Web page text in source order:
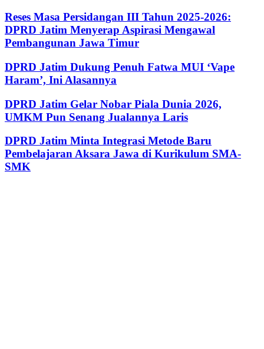
Reses Masa Persidangan III Tahun 2025-2026:
DPRD Jatim Menyerap Aspirasi Mengawal
Pembangunan Jawa Timur
DPRD Jatim Dukung Penuh Fatwa MUI ‘Vape
Haram’, Ini Alasannya
DPRD Jatim Gelar Nobar Piala Dunia 2026,
UMKM Pun Senang Jualannya Laris
DPRD Jatim Minta Integrasi Metode Baru
Pembelajaran Aksara Jawa di Kurikulum SMA-
SMK